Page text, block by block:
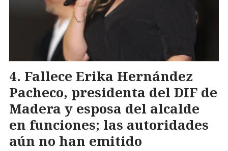
Fallece Erika Hernández
Pacheco, presidenta del DIF de
Madera y esposa del alcalde
en funciones; las autoridades
aún no han emitido